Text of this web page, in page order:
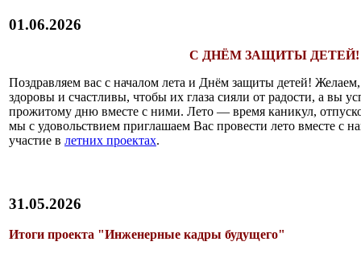
01.06.2026
С ДНЁМ ЗАЩИТЫ ДЕТЕЙ!
Поздравляем вас с началом лета и Днём защиты детей!
здоровы и счастливы, чтобы их глаза сияли от радости, а вы
прожитому дню вместе с ними. Лето — время каникул,
мы с удовольствием приглашаем Вас провести лето вместе с
участие в летних проектах.
31.05.2026
Итоги проекта "Инженерные кадры будущего"